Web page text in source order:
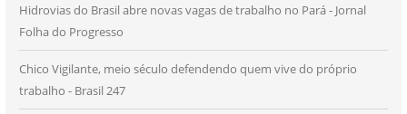
Hidrovias do Brasil abre novas vagas de trabalho no Pará - Jornal
Folha do Progresso
Chico Vigilante, meio século defendendo quem vive do próprio
trabalho - Brasil 247